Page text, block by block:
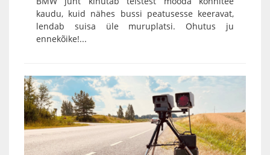
kaudu, kuid nähes bussi peatusesse keeravat,
lendab suisa üle muruplatsi. Ohutus ju
ennekõike!...